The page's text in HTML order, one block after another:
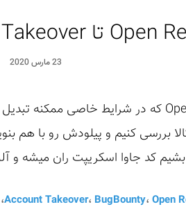
23 مارس 2020
بررسی کنیم و پیلودش رو با هم
Account Takeover، BugBounty، Open ،